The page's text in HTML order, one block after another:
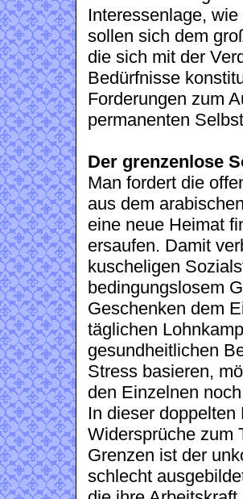
Interessenlage,
sollen sich dem
die sich mit der
Bedürfnisse
Forderungen zum
permanenten
Der grenzenlose
Man fordert die
aus dem
eine neue Heimat
ersaufen. Damit
kuscheligen
bedingungslosem
Geschenken dem
täglichen
gesundheitlichen
Stress basieren,
den Einzelnen
In dieser
Widersprüche zum
Grenzen ist der
schlecht